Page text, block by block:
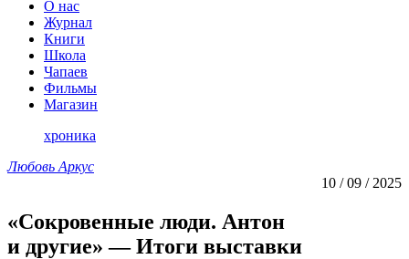
О нас
Журнал
Книги
Школа
Чапаев
Фильмы
Магазин
хроника
Любовь Аркус
10 / 09 / 2025
«Сокровенные люди. Антон
и другие» — Итоги выставки